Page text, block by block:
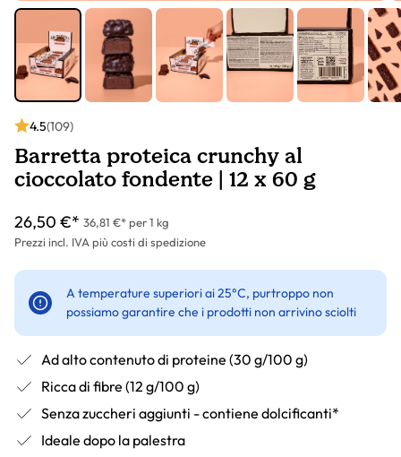
4.5(109)
Barretta proteica crunchy al
cioccolato fondente | 12 x 60 g
26,50 €* 36,81 €* per 1 kg
Prezzi incl. IVA più costi di spedizione
A temperature superiori ai 25°C, purtroppo non
possiamo garantire che i prodotti non arrivino sciolti
Ad alto contenuto di proteine (30 g/100 g)
Ricca di fibre (12 g/100 g)
Senza zuccheri aggiunti - contiene dolcificanti*
Ideale dopo la palestra